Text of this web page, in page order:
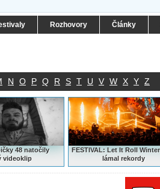
Rozhovory Články
N O P Q R S T U V W X Y Z
48 natočily
videoklip
FESTIVAL: Let It Roll Winter
lámal rekordy